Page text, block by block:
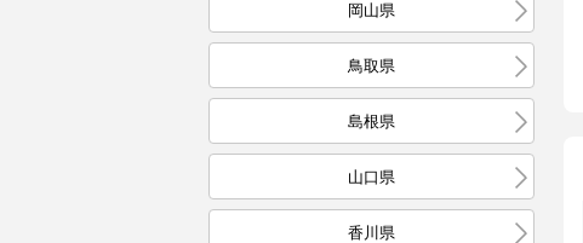
岡山県
鳥取県
島根県
山口県
香川県